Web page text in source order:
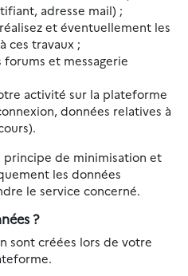
adresse mail) ;
et éventuellement les
ces travaux ;
forums et messagerie
activité sur la plateforme
données relatives à
principe de minimisation et
les données
le service concerné.
?
sont créées lors de votre